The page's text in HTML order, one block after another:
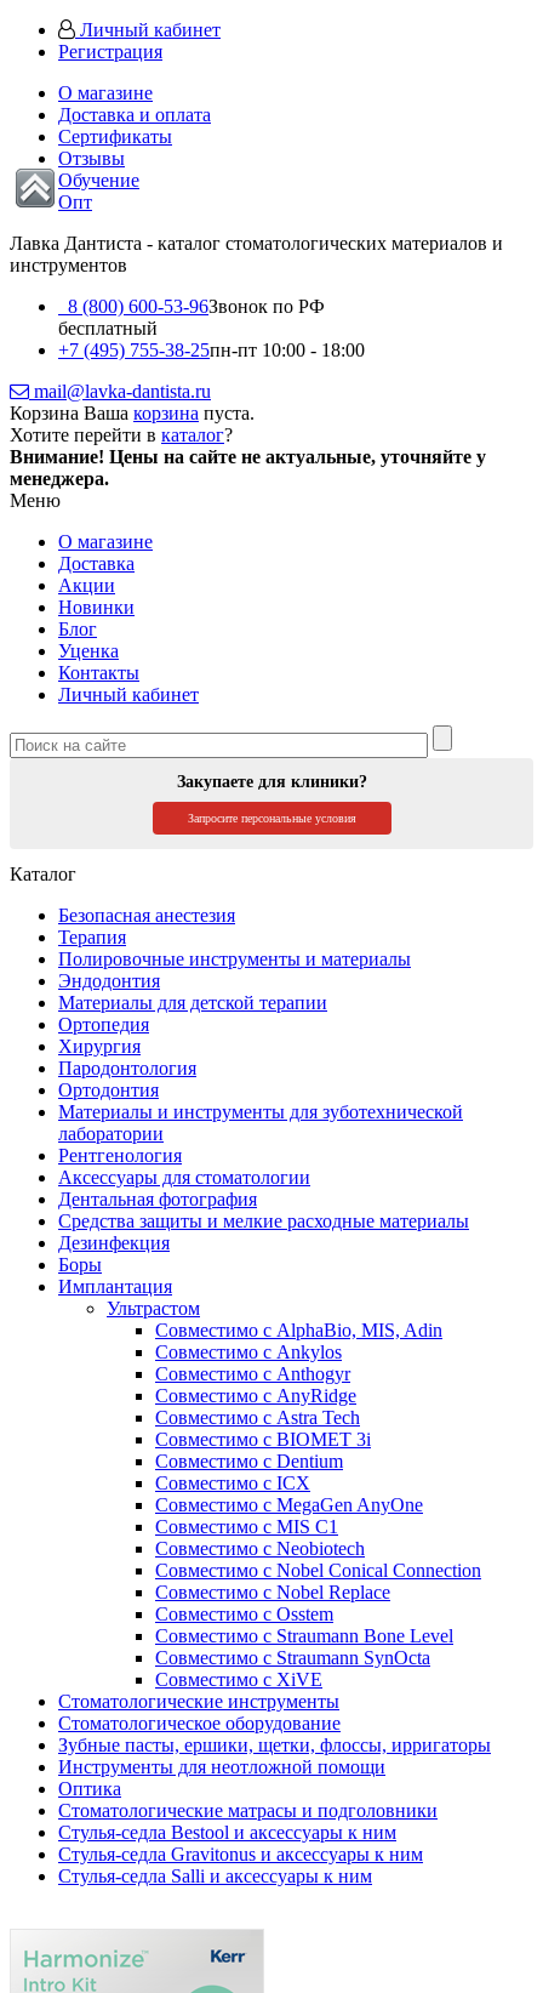
Личный кабинет
Регистрация
О магазине
Доставка и оплата
Сертификаты
Отзывы
Обучение
Опт
Лавка Дантиста - каталог стоматологических материалов и
инструментов
8 (800) 600-53-96Звонок по РФ
бесплатный
+7 (495) 755-38-25пн-пт 10:00 - 18:00
mail@lavka-dantista.ru
Корзина Ваша корзина пуста.
Хотите перейти в каталог?
Внимание! Цены на сайте не актуальные, уточняйте у
менеджера.
Меню
О магазине
Доставка
Акции
Новинки
Блог
Уценка
Контакты
Личный кабинет
Закупаете для клиники?
Запросите персональные условия
Каталог
Безопасная анестезия
Терапия
Полировочные инструменты и материалы
Эндодонтия
Материалы для детской терапии
Ортопедия
Хирургия
Пародонтология
Ортодонтия
Материалы и инструменты для зуботехнической
лаборатории
Рентгенология
Аксессуары для стоматологии
Дентальная фотография
Средства защиты и мелкие расходные материалы
Дезинфекция
Боры
Имплантация
Ультрастом
Совместимо с AlphaBio, MIS, Adin
Совместимо с Ankylos
Совместимо с Anthogyr
Совместимо с AnyRidge
Совместимо с Astra Tech
Совместимо с BIOMET 3i
Совместимо с Dentium
Совместимо с ICX
Совместимо с MegaGen AnyOne
Совместимо с MIS С1
Совместимо с Neobiotech
Совместимо с Nobel Conical Connection
Совместимо с Nobel Replace
Совместимо с Osstem
Совместимо с Straumann Bone Level
Совместимо с Straumann SynOcta
Совместимо с XiVE
Стоматологические инструменты
Стоматологическое оборудование
Зубные пасты, ершики, щетки, флоссы, ирригаторы
Инструменты для неотложной помощи
Оптика
Стоматологические матрасы и подголовники
Стулья-седла Bestool и аксессуары к ним
Стулья-седла Gravitonus и аксессуары к ним
Стулья-седла Salli и аксессуары к ним